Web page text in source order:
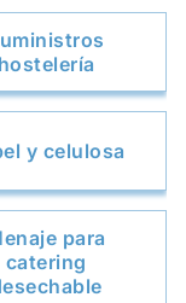
hostelería
y celulosa
para
catering